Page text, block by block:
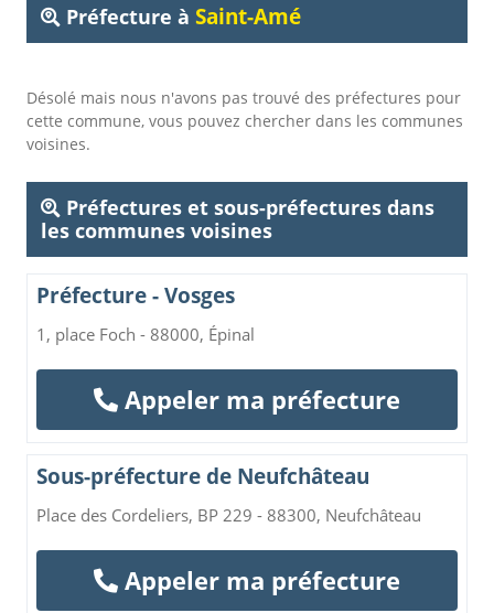
Préfecture à Saint-Amé
Désolé mais nous n'avons pas trouvé des préfectures pour
cette commune, vous pouvez chercher dans les communes
voisines.
Préfectures et sous-préfectures dans
les communes voisines
Préfecture - Vosges
1, place Foch - 88000, Épinal
Appeler ma préfecture
Sous-préfecture de Neufchâteau
Place des Cordeliers, BP 229 - 88300, Neufchâteau
Appeler ma préfecture